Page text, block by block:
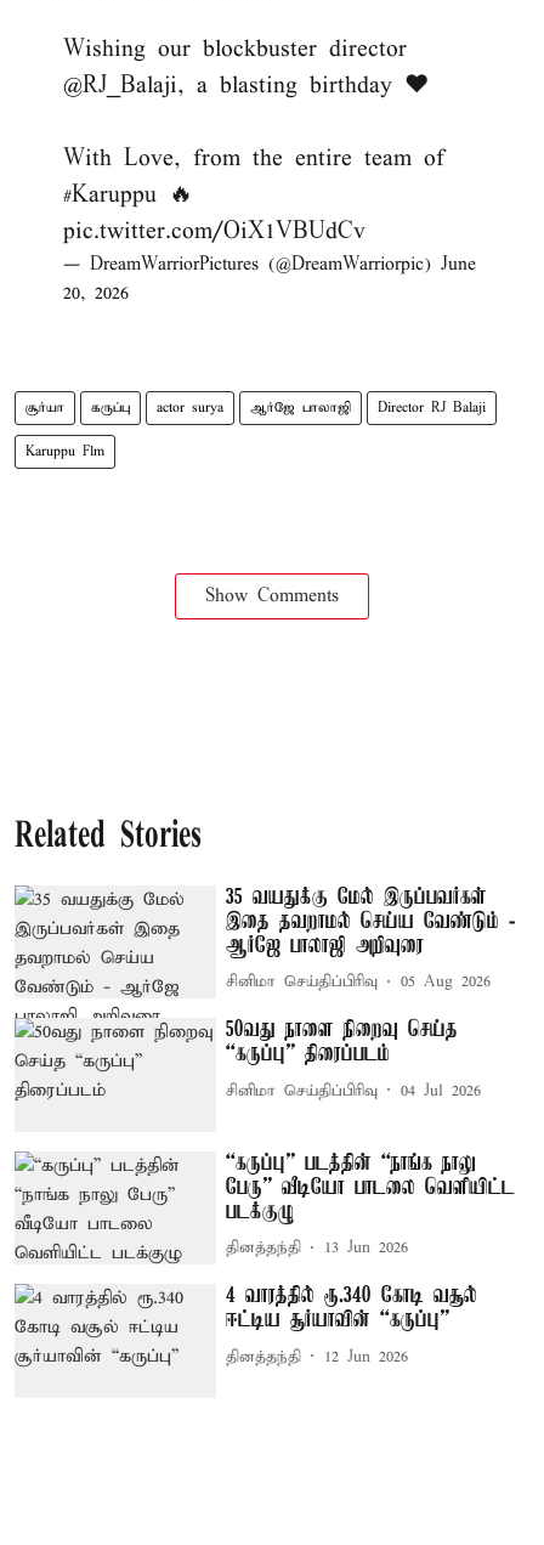
Wishing our blockbuster director
@RJ_Balaji, a blasting birthday ❤️
With Love, from the entire team of
#Karuppu 🔥
pic.twitter.com/OiX1VBUdCv
— DreamWarriorPictures (@DreamWarriorpic) June
20, 2026
சூர்யா கருப்பு actor surya ஆர்ஜே பாலாஜி Director RJ Balaji
Karuppu Flm
Show Comments
Related Stories
35 வயதுக்கு மேல் இருப்பவர்கள்
இதை தவறாமல் செய்ய வேண்டும் -
ஆர்ஜே பாலாஜி அறிவுரை
சினிமா செய்திப்பிரிவு 05 Aug 2026
50வது நாளை நிறைவு செய்த
“கருப்பு” திரைப்படம்
சினிமா செய்திப்பிரிவு 04 Jul 2026
“கருப்பு” படத்தின் “நாங்க நாலு
பேரு” வீடியோ பாடலை வெளியிட்ட
படக்குழு
தினத்தந்தி 13 Jun 2026
4 வாரத்தில் ரூ.340 கோடி வசூல்
ஈட்டிய சூர்யாவின் “கருப்பு”
தினத்தந்தி 12 Jun 2026